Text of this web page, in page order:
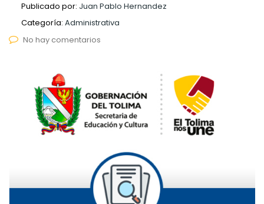
Publicado por: Juan Pablo Hernandez
Categoría: Administrativa
No hay comentarios